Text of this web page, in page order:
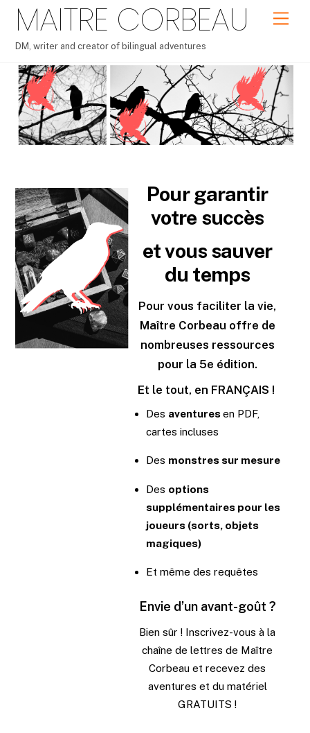
Skip
content
MAITRE CORBEAU
DM, writer and creator of bilingual adventures
Pour garantir
votre succès
et vous sauver
du temps
Pour vous faciliter la vie,
Maître Corbeau offre de
nombreuses ressources
pour la 5e édition.
Et le tout, en FRANÇAIS !
Des aventuresen PDF,
cartes incluses
Des monstres sur mesure
Des options
supplémentaires pour les
joueurs (sorts, objets
magiques)
Et même des requêtes
Envie d’un avant-goût ?
Bien sûr ! Inscrivez-vous à la
chaîne de lettres de Maître
Corbeau et recevez des
aventures et du matériel
GRATUITS !